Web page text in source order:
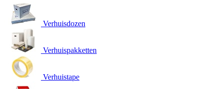
Verhuisdozen
Verhuispakketten
Verhuistape